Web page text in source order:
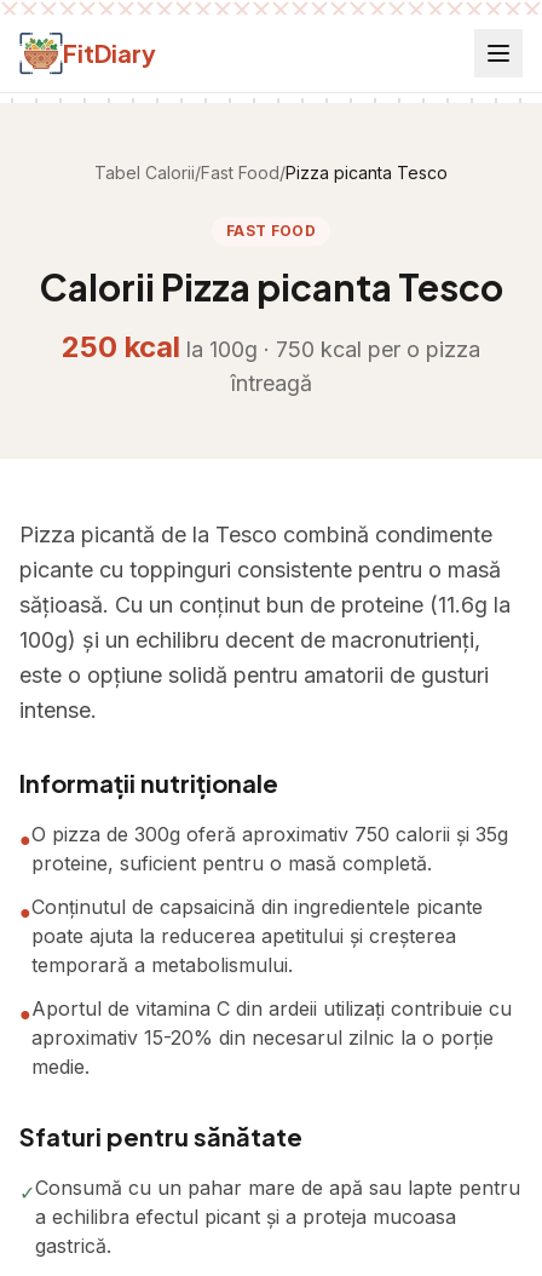
Salt la conținut
FitDiary
Tabel Calorii/Fast Food/Pizza picanta Tesco
FAST FOOD
Calorii Pizza picanta Tesco
250 kcal la 100g · 750 kcal per o pizza
întreagă
Pizza picantă de la Tesco combină condimente
picante cu toppinguri consistente pentru o masă
sățioasă. Cu un conținut bun de proteine (11.6g la
100g) și un echilibru decent de macronutrienți,
este o opțiune solidă pentru amatorii de gusturi
intense.
Informații nutriționale
●O pizza de 300g oferă aproximativ 750 calorii și 35g
proteine, suficient pentru o masă completă.
●Conținutul de capsaicină din ingredientele picante
poate ajuta la reducerea apetitului și creșterea
temporară a metabolismului.
●Aportul de vitamina C din ardeii utilizați contribuie cu
aproximativ 15-20% din necesarul zilnic la o porție
medie.
Sfaturi pentru sănătate
✓Consumă cu un pahar mare de apă sau lapte pentru
a echilibra efectul picant și a proteja mucoasa
gastrică.